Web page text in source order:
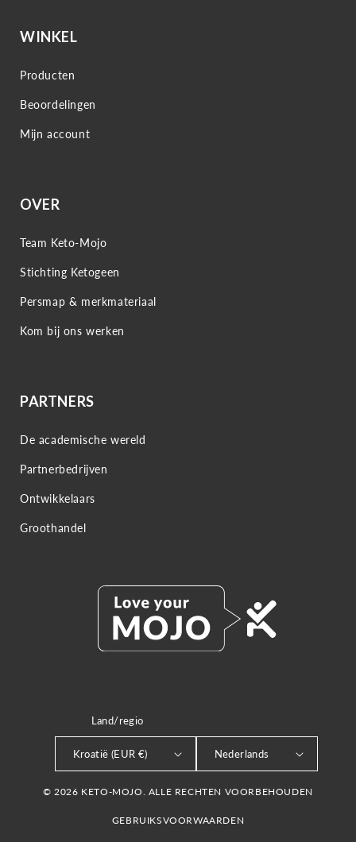
WINKEL
Producten
Beoordelingen
Mijn account
OVER
Team Keto-Mojo
Stichting Ketogeen
Persmap & merkmateriaal
Kom bij ons werken
PARTNERS
De academische wereld
Partnerbedrijven
Ontwikkelaars
Groothandel
Land/regio
Kroatië (EUR €) Nederlands
© 2026 KETO-MOJO. ALLE RECHTEN VOORBEHOUDEN
GEBRUIKSVOORWAARDEN